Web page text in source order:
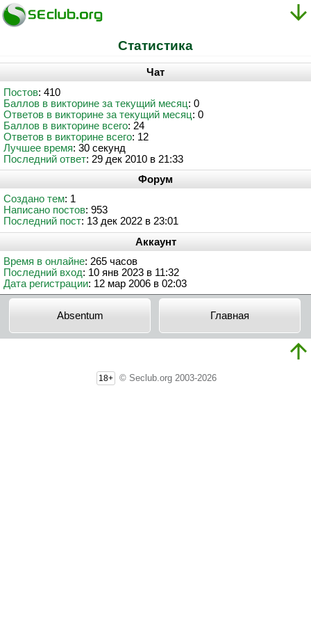
Статистика
Чат
Постов: 410
Баллов в викторине за текущий месяц: 0
Ответов в викторине за текущий месяц: 0
Баллов в викторине всего: 24
Ответов в викторине всего: 12
Лучшее время: 30 секунд
Последний ответ: 29 дек 2010 в 21:33
Форум
Создано тем: 1
Написано постов: 953
Последний пост: 13 дек 2022 в 23:01
Аккаунт
Время в онлайне: 265 часов
Последний вход: 10 янв 2023 в 11:32
Дата регистрации: 12 мар 2006 в 02:03
Absentum Главная
18+ © Seclub.org 2003-2026